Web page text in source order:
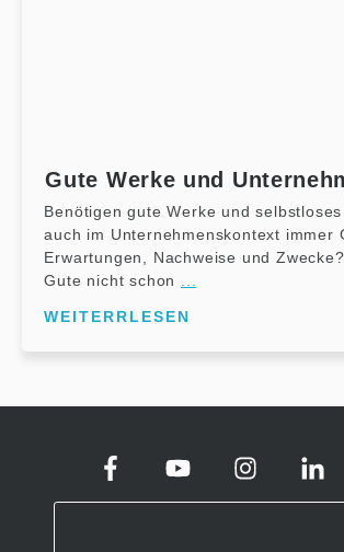
Gute Werke und
Benötigen gute Werke und
auch im Unternehmenskontext immer
Erwartungen, Nachweise und
Gute nicht schon
WEITERRLESEN